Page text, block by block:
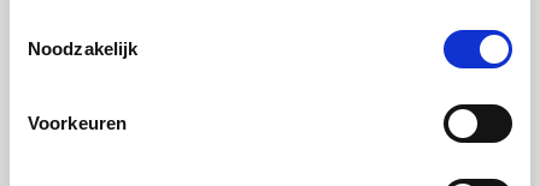
communicatie aan jouw interesses aan. We slaan je
Noodzakelijk
Voorkeuren
artikel: